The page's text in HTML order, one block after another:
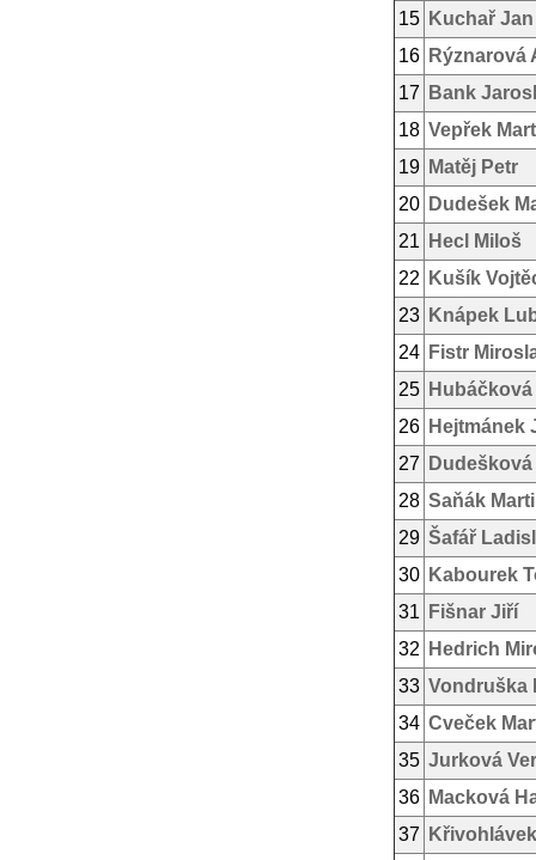
15 Kuchař Jan
16 Rýznarová
17
Bank
18 Vepřek
19 Matěj Petr
20 Dudešek
21
Hecl Miloš
22
Kušík
23 Knápek
24 Fistr
25
26 Hejtmánek
27
28 Saňák
29 Šafář
30 Kabourek
31
Fišnar Jiří
32
Hedrich
33 Vondruška
34 Cveček
35 Jurková
36 Macková
37